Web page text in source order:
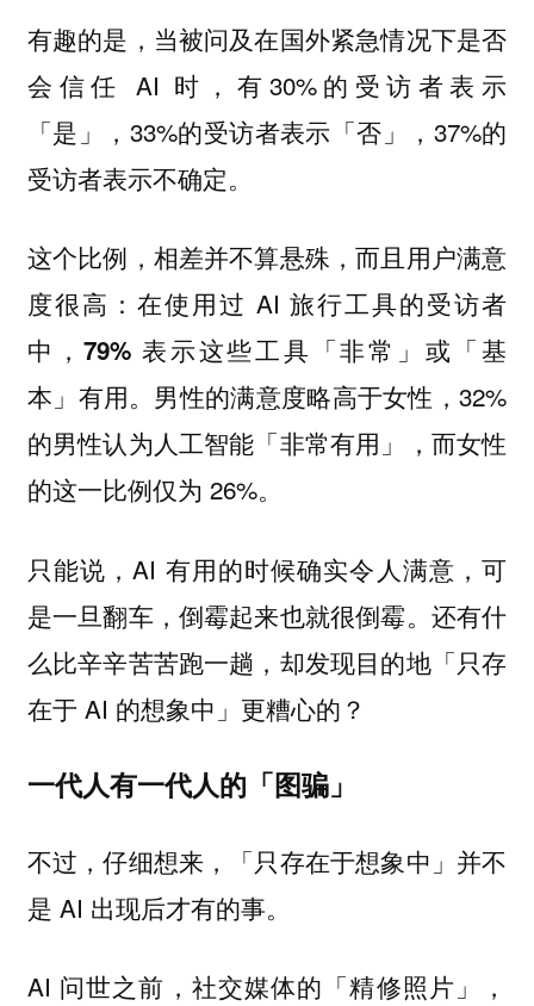
有趣的是，当被问及在国外紧急情况下是否
会信任 AI 时，有30%的受访者表示
「是」，33%的受访者表示「否」，37%的
受访者表示不确定。
这个比例，相差并不算悬殊，而且用户满意
度很高 ：在使用过 AI 旅行工具的受访者
中，79% 表示这些工具「非常」或「基
本」有用。男性的满意度略高于女性，32%
的男性认为人工智能「非常有用」，而女性
的这一比例仅为 26%。
只能说，AI 有用的时候确实令人满意，可
是一旦翻车，倒霉起来也就很倒霉。还有什
么比辛辛苦苦跑一趟，却发现目的地「只存
在于 AI 的想象中」更糟心的？
一代人有一代人的「图骗」
不过，仔细想来，「只存在于想象中」并不
是 AI 出现后才有的事。
AI 问世之前，社交媒体的「精修照片」，